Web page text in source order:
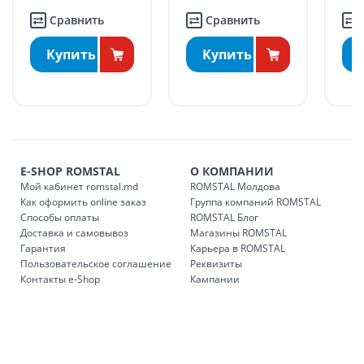
Суббота: 09:00 – 15:00.
ДРУГИЕ НАСЕЛЕННЫЕ ПУНКТЫ:
БЕСПЛАТНАЯ доставка по стране может быть осуществлена
Доставки осуществляются:
понедельник – пятница: с 09:00 до 17:00.
Код
SER08409
Сравнить
Купить
Сравнить
Купить
E-SHOP ROMSTAL
Мой кабинет romstal.md
Как оформить online заказ
Способы оплаты
Доставка и самовывоз
Гарантия
Пользовательское соглашение
Контакты e-Shop
О КОМПАНИИ
ROMSTAL Молдова
Группа компаний ROMSTAL
ROMSTAL Блог
Магазины ROMSTAL
Карьера в ROMSTAL
Реквизиты
Кампании